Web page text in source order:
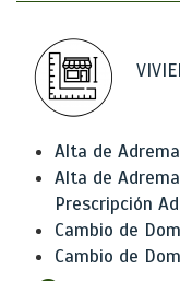
Alta de Adrema
Alta de
Prescripción
Cambio de
Cambio de